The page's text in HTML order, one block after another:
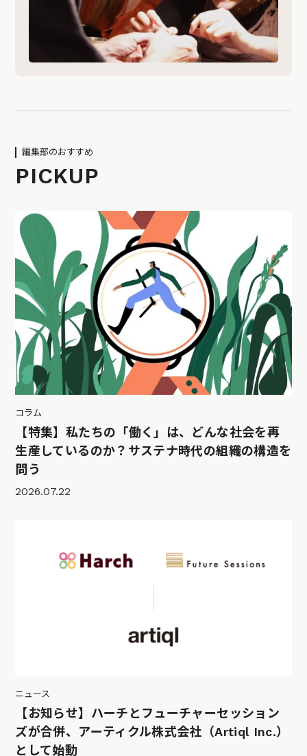
編集部のおすすめ
PICKUP
コラム
【特集】私たちの「働く」は、どんな社会を再
生産しているのか？サステナ時代の組織の構造を
問う
2026.07.22
ニュース
【お知らせ】ハーチとフューチャーセッション
ズが合併、アーティクル株式会社（Artiql Inc.）
として始動